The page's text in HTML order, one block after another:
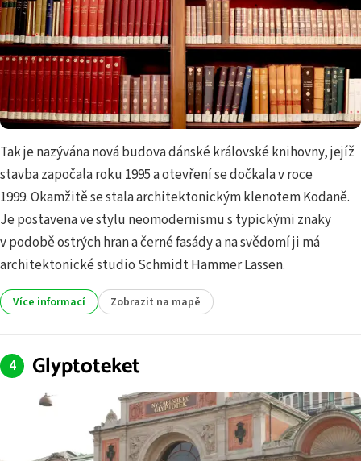
Tak je nazývána nová budova dánské královské knihovny, jejíž
stavba započala roku 1995 a otevření se dočkala v roce
1999. Okamžitě se stala architektonickým klenotem Kodaně.
Je postavena ve stylu neomodernismu s typickými znaky
v podobě ostrých hran a černé fasády a na svědomí ji má
architektonické studio Schmidt Hammer Lassen.
Více informací Zobrazit na mapě
Glyptoteket